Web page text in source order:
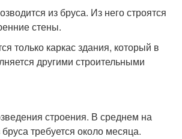
из бруса. Из него строятся
стены.
только каркас здания, который в
другими строительными
строения. В среднем на
требуется около месяца.